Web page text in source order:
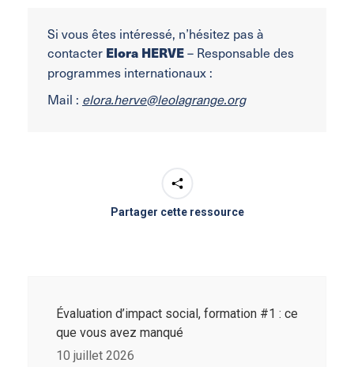
Si vous êtes intéressé, n’hésitez pas à
contacter Elora HERVE– Responsable des
programmes internationaux :
Mail : elora.herve@leolagrange.org
Partager cette ressource
Évaluation d’impact social, formation #1 : ce
que vous avez manqué
10 juillet 2026